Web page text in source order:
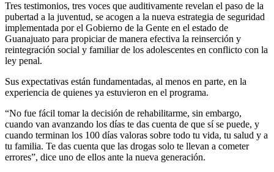
Tres testimonios, tres voces que auditivamente revelan el paso de la
pubertad a la juventud, se acogen a la nueva estrategia de seguridad
implementada por el Gobierno de la Gente en el estado de
Guanajuato para propiciar de manera efectiva la reinserción y
reintegración social y familiar de los adolescentes en conflicto con la
ley penal.
Sus expectativas están fundamentadas, al menos en parte, en la
experiencia de quienes ya estuvieron en el programa.
“No fue fácil tomar la decisión de rehabilitarme, sin embargo,
cuando van avanzando los días te das cuenta de que sí se puede, y
cuando terminan los 100 días valoras sobre todo tu vida, tu salud y a
tu familia. Te das cuenta que las drogas solo te llevan a cometer
errores”, dice uno de ellos ante la nueva generación.